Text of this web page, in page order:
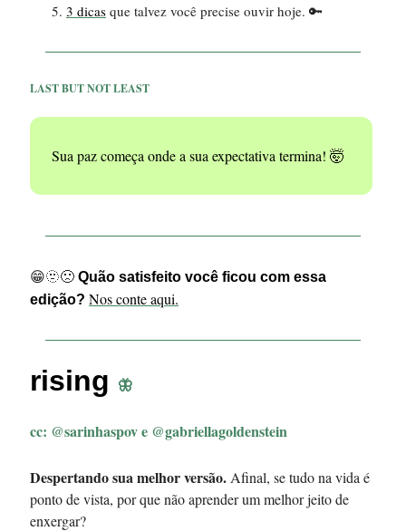
3 dicas que talvez você precise ouvir hoje. 🔑
LAST BUT NOT LEAST
Sua paz começa onde a sua expectativa termina! 🤯
😁🫥🙁 Quão satisfeito você ficou com essa
edição? Nos conte aqui.
rising 🦋
cc: @sarinhaspov e @gabriellagoldenstein
Despertando sua melhor versão. Afinal, se tudo na vida é
ponto de vista, por que não aprender um melhor jeito de
enxergar?